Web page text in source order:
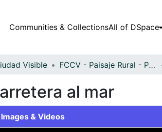
Communities & CollectionsAll of DSpace
Visible FCCV - Paisaje Rural - Patrimonial
al mar
Images & Videos